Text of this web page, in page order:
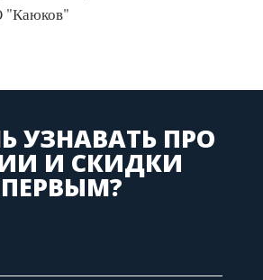
"Каюков"
УЗНАВАТЬ ПРО
И СКИДКИ
ПЕРВЫМ?